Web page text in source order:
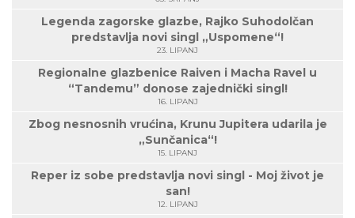
Legenda zagorske glazbe, Rajko Suhodolčan
predstavlja novi singl „Uspomene“!
23. LIPANJ
Regionalne glazbenice Raiven i Macha Ravel u
“Tandemu” donose zajednički singl!
16. LIPANJ
Zbog nesnosnih vrućina, Krunu Jupitera udarila je
„Sunčanica“!
15. LIPANJ
Reper iz sobe predstavlja novi singl - Moj život je
san!
12. LIPANJ